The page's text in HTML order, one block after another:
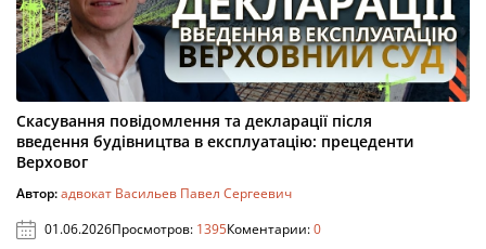
Скасування повідомлення та декларації після
введення будівництва в експлуатацію: прецеденти
Верховог
Автор:адвокат Васильев Павел Сергеевич
01.06.2026Просмотров: 1395Коментарии:0